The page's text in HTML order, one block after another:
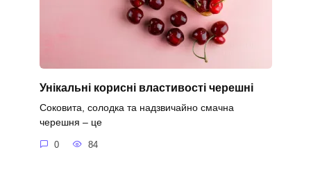
Унікальні корисні властивості черешні
Соковита, солодка та надзвичайно смачна
черешня – це
0 84